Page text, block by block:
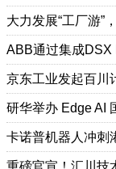
大力发展“工厂游”
京东工业发起百川
研华举办 Edge AI
卡诺普机器人冲刺